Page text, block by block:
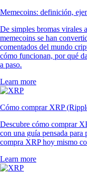
Memecoins: definición,
De simples bromas virales
memecoins se han
comentados del mundo
cómo funcionan, por qué
a paso.
Learn more
Cómo comprar XRP
Descubre cómo comprar
con una guía pensada
compra XRP hoy mismo
Learn more